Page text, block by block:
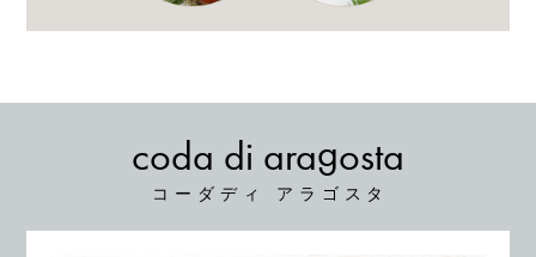
コーダディ アラゴスタ
coda di aragosta